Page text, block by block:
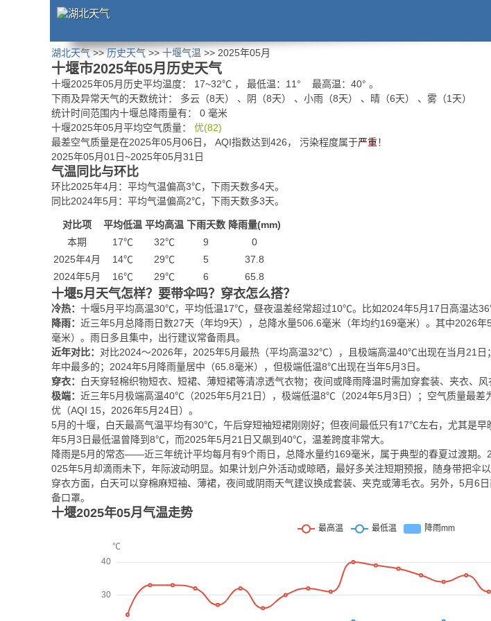
湖北天气>>历史天气>>十堰气温 >> 2025年05月
十堰市2025年05月历史天气
十堰2025年05月历史平均温度： 17~32℃ ， 最低温： 11° 最高温： 40° 。
下雨及异常天气的天数统计： 多云（8天） 、阴（8天） 、小雨（8天） 、晴（6天） 、雾（1天）
统计时间范围内十堰总降雨量有： 0 毫米
十堰2025年05月平均空气质量： 优(82)
最差空气质量是在2025年05月06日， AQI指数达到426， 污染程度属于严重！
2025年05月01日~2025年05月31日
气温同比与环比
环比2025年4月：平均气温偏高3℃，下雨天数多4天。
同比2024年5月：平均气温偏高2℃，下雨天数多3天。
对比项 平均低温 平均高温 下雨天数 降雨量(mm)
本期
17℃ 32℃ 9
0
2025年4月
14℃ 29℃ 5
37.8
2024年5月
16℃ 29℃ 6 65.8
十堰5月天气怎样？要带伞吗？穿衣怎么搭？
冷热： 十堰5月平均高温30℃，平均低温17℃，昼夜温差经常超过10℃。比如2024年5月17日高温达
降雨： 近三年5月总降雨日数27天（年均9天），总降水量506.6毫米（年均约169毫米）。其中2026
毫米）。雨日多且集中，出行建议常备雨具。
近年对比： 对比2024～2026年，2025年5月最热（平均高温32℃），且极端高温40℃出现在当月21
年中最多的；2024年5月降雨量居中（65.8毫米），但极端低温8℃出现在当年5月3日。
穿衣：
白天穿轻棉织物短衣、短裙、薄短裙等清凉透气衣物；夜间或降雨降温时需加穿套装、夹衣、风
极端： 近三年5月极端高温40℃（2025年5月21日），极端低温8℃（2024年5月3日）；空气质量最差
优（AQI 15，2026年5月24日）。
5月的十堰，白天最高气温平均有30℃，午后穿短袖短裙刚刚好；但夜间最低只有17℃左右，尤其是早
年5月3日最低温曾降到8℃，而2025年5月21日又飙到40℃，温差跨度非常大。
降雨是5月的常态——近三年统计平均每月有9个雨日，总降水量约169毫米，属于典型的春夏过渡期
025年5月却滴雨未下，年际波动明显。如果计划户外活动或晾晒，最好多关注短期预报，随身带把伞以
穿衣方面，白天可以穿棉麻短袖、薄裙，夜间或阴雨天气建议换成套装、夹克或薄毛衣。另外，5月6
备口罩。
十堰2025年05月气温走势